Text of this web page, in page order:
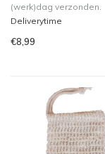
(werk)dag verzonden.
Deliverytime
€8,99